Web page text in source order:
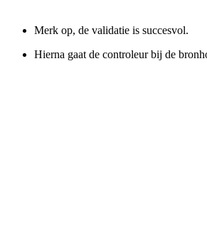
Merk op, de validatie is succesvol.
Hierna gaat de controleur bij de